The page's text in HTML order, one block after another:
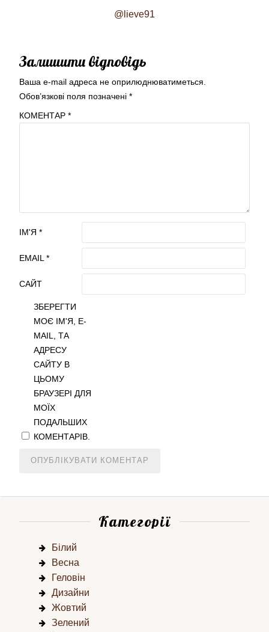
@lieve91
Залишити відповідь
Ваша e-mail адреса не оприлюднюватиметься.
Обов’язкові поля позначені *
КОМЕНТАР *
ІМ'Я *
EMAIL *
САЙТ
ЗБЕРЕГТИ
МОЄ ІМ'Я, E-
MAIL, ТА
АДРЕСУ
САЙТУ В
ЦЬОМУ
БРАУЗЕРІ ДЛЯ
МОЇХ
ПОДАЛЬШИХ
КОМЕНТАРІВ.
Категорії
Білий
Весна
Геловін
Дизайни
Жовтий
Зелений